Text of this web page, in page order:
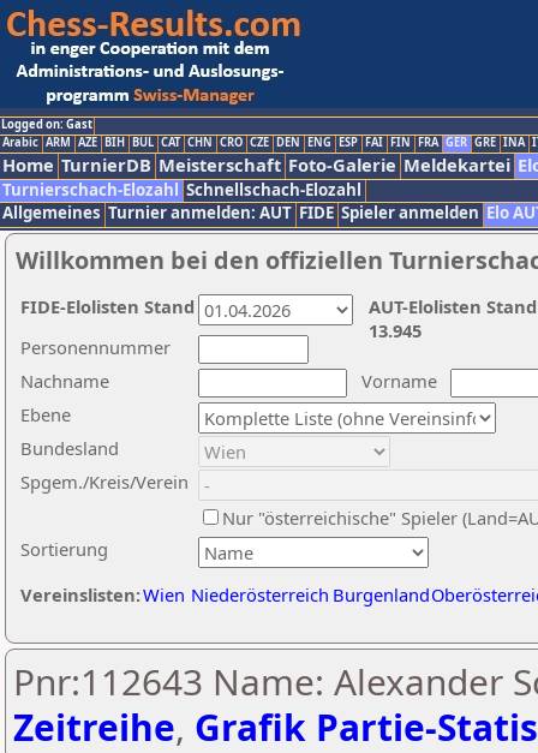
Logged on: Gast
Arabic ARM AZE BIH BUL CAT CHN CRO CZE DEN ENG ESP FAI FIN FRA GER GRE INA
Home TurnierDB Meisterschaft Foto-Galerie Meldekartei
Turnierschach-Elozahl Schnellschach-Elozahl
Allgemeines Turnier anmelden: AUT FIDE Spieler anmelden Elo
Willkommen bei den offiziellen
Nachname
Vorname
Ebene
Sortierung
Personennummer
Bundesland
Spgem./Kreis/Verein
Nur "österreichische" Spieler
Vereinslisten:Wien Niederösterreich Burgenland
AUT-Elolisten
13.945
FIDE-Elolisten Stand
Pnr:112643 Name: Alexander
Zeitreihe, Grafik Partie-